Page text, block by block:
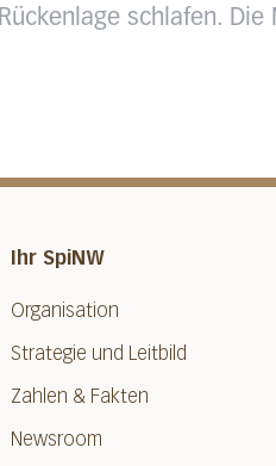
Rückenlage schlafen.
Ihr SpiNW
Organisation
Strategie und Leitbild
Zahlen & Fakten
Newsroom